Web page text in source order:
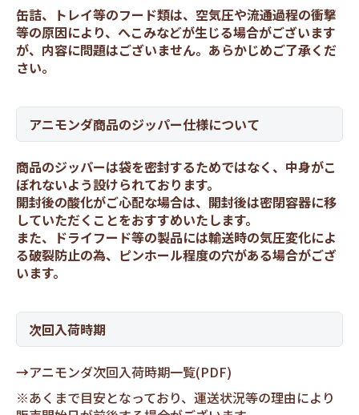
缶詰、トレイ等のフード類は、空気圧や流通過程の衝撃
等の原因により、へこみなどが生じる場合がございます
が、内容に問題はございません。あらかじめご了承くだ
さい。
アニモンダ商品のジッパー仕様について
商品のジッパーは袋を密封するためではなく、中身がこ
ぼれないよう設けられております。
開封後の酸化がご心配な場合は、開封後は密閉容器に移
していただくことをおすすめいたします。
また、ドライフード等の製品には輸送時の気圧変化によ
る破裂防止の為、ピンホール程度の穴がある場合がござ
います。
次回入荷時期
→アニモンダ次回入荷時期一覧(PDF)
※あくまで目安となっており、運送状況等の理由により